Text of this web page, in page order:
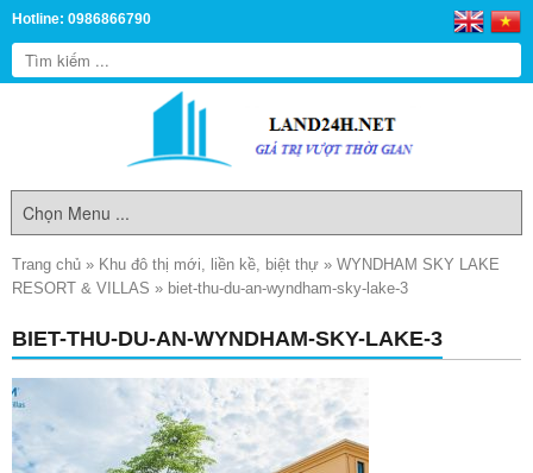
Hotline: 0986866790
Trang chủ » Khu đô thị mới, liền kề, biệt thự » WYNDHAM SKY LAKE
RESORT & VILLAS » biet-thu-du-an-wyndham-sky-lake-3
BIET-THU-DU-AN-WYNDHAM-SKY-LAKE-3